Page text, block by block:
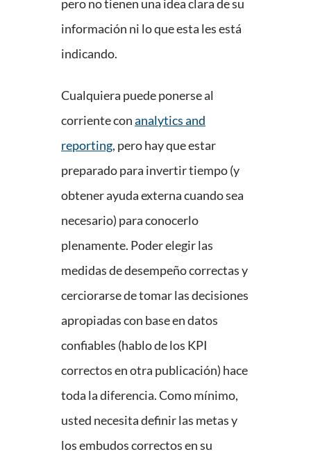
pero no tienen una idea clara de su
información ni lo que esta les está
indicando.
Cualquiera puede ponerse al
corriente conanalytics and
reporting, pero hay que estar
preparado para invertir tiempo (y
obtener ayuda externa cuando sea
necesario) para conocerlo
plenamente. Poder elegir las
medidas de desempeño correctas y
cerciorarse de tomar las decisiones
apropiadas con base en datos
confiables (hablo de los KPI
correctos en otra publicación) hace
toda la diferencia. Como mínimo,
usted necesita definir las metas y
los embudos correctos en su